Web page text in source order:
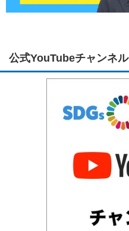
公式YouTubeチャンネル